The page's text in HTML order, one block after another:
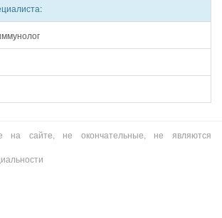
на сайте, не окончательные, не являются